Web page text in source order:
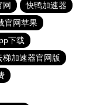
网
快鸭加速器
官网苹果
下载
梯加速器官网版